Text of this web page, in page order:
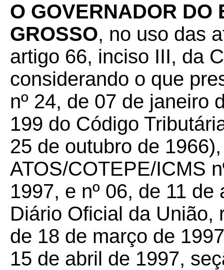
O GOVERNADOR DO
GROSSO, no uso das
artigo 66, inciso III, da
considerando o que
nº 24, de 07 de janeiro
199 do Código
25 de outubro de
ATOS/COTEPE/ICMS
1997, e nº 06, de 11
Diário Oficial da União,
de 18 de março de
15 de abril de 1997,